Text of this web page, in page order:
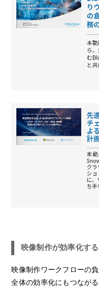
映像制作が効率化す
映像制作ワークフローの
全体の効率化にもつなが